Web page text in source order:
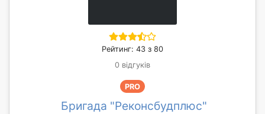
Рейтинг: 43 з 80
0 відгуків
PRO
Бригада "Реконсбудплюс"